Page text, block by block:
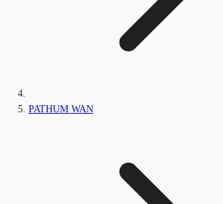
PATHUM WAN